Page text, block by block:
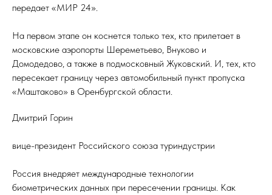
передает «МИР 24».
На первом этапе он коснется только тех, кто прилетает в
московские аэропорты Шереметьево, Внуково и
Домодедово, а также в подмосковный Жуковский. И, тех, кто
пересекает границу через автомобильный пункт пропуска
«Маштаково» в Оренбургской области.
Дмитрий Горин
вице-президент Российского союза туриндустрии
Россия внедряет международные технологии
биометрических данных при пересечении границы. Как